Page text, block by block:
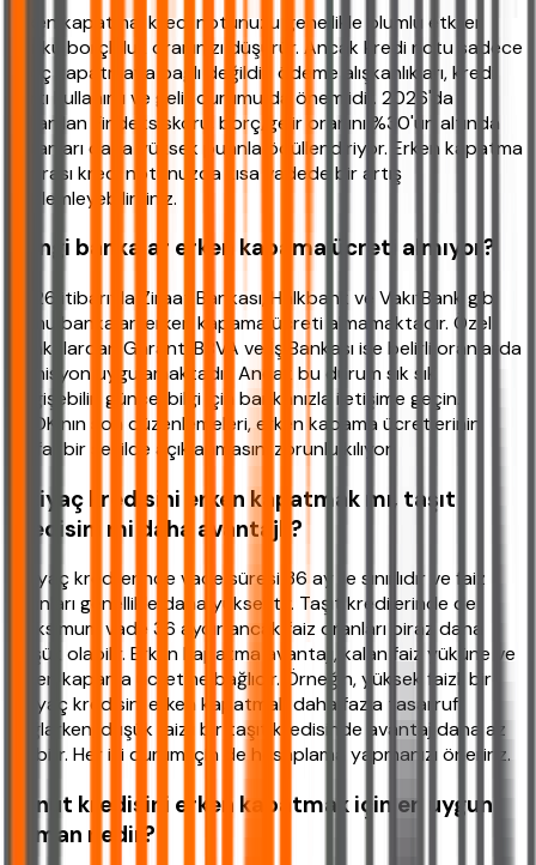
Erken kapatma, kredi notunuzu genellikle olumlu etkiler
çünkü borçluluk oranınızı düşürür. Ancak kredi notu sadece
borç kapatmaya bağlı değildir; ödeme alışkanlıkları, kredi
kartı kullanımı ve gelir durumu da önemlidir. 2026'da
kullanılan Findeks skoru, borç/gelir oranını %30'un altında
tutanları daha yüksek puanla ödüllendiriyor. Erken kapatma
sonrası kredi notunuzda kısa vadede bir artış
gözlemleyebilirsiniz.
Hangi bankalar erken kapama ücreti almıyor?
2026 itibarıyla Ziraat Bankası, Halkbank ve VakıfBank gibi
kamu bankaları erken kapama ücreti almamaktadır. Özel
bankalardan Garanti BBVA ve İş Bankası ise belirli oranlarda
komisyon uygulamaktadır. Ancak bu durum sık sık
değişebilir; güncel bilgi için bankanızla iletişime geçin.
BDDK'nın son düzenlemeleri, erken kapama ücretlerinin
şeffaf bir şekilde açıklanmasını zorunlu kılıyor.
İhtiyaç kredisini erken kapatmak mı, taşıt
kredisini mi daha avantajlı?
İhtiyaç kredilerinde vade süresi 36 ay ile sınırlıdır ve faiz
oranları genellikle daha yüksektir. Taşıt kredilerinde de
maksimum vade 36 aydır ancak faiz oranları biraz daha
düşük olabilir. Erken kapatma avantajı, kalan faiz yüküne ve
erken kapama ücretine bağlıdır. Örneğin, yüksek faizli bir
ihtiyaç kredisini erken kapatmak daha fazla tasarruf
sağlarken, düşük faizli bir taşıt kredisinde avantaj daha az
olabilir. Her iki durum için de hesaplama yapmanızı öneririz.
Konut kredisini erken kapatmak için en uygun
zaman nedir?